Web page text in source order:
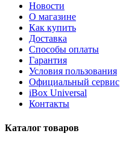
Новости
О магазине
Как купить
Доставка
Способы оплаты
Гарантия
Условия пользования
Официальный сервис
iBox Universal
Контакты
Каталог товаров